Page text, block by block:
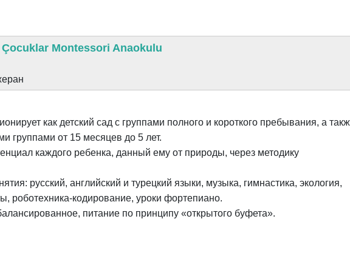
Montessori Anaokulu
как детский сад с группами полного и короткого пребывания, а
группами от 15 месяцев до 5 лет.
каждого ребенка, данный ему от природы, через методику
русский, английский и турецкий языки, музыка, гимнастика, экология,
роботехника-кодирование, уроки фортепиано.
питание по принципу «открытого буфета».